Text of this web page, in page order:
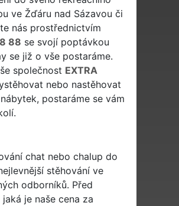
ve Žďáru nad Sázavou či
nás prostřednictvím
88 se svojí poptávkou
se již o vše postaráme.
společnost EXTRA
nebo nastěhovat
postaráme se vám
chat nebo chalup do
stěhování ve
odborníků. Před
je naše cena za